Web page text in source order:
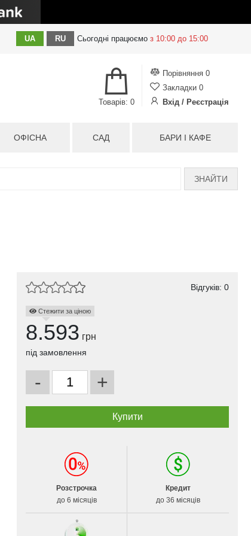
UA RU Сьогодні працюємо з 10:00 до 15:00
Порівняння 0
Закладки 0
Вхід / Реєстрація
Товарів: 0
ОФІСНА САД БАРИ І КАФЕ
ЗНАЙТИ
Відгуків: 0
Стежити за ціною
8.593 грн
під замовлення
- +
Розстрочка
до 6 місяців
Кредит
до 36 місяців